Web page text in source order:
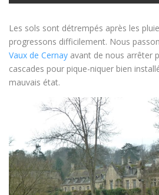
Les sols sont détrempés après les
progressons difficilement. Nous
Vaux de Cernay avant de nous arrêter
cascades pour pique-niquer bien
mauvais état.